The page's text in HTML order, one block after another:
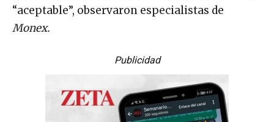
“aceptable”, observaron especialistas de
Monex.
Publicidad